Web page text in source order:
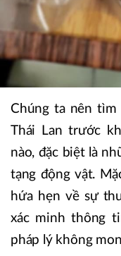
Chúng ta nên
Thái Lan trước
nào, đặc biệt là
tạng động vật.
hứa hẹn về sự
xác minh thông
pháp lý không